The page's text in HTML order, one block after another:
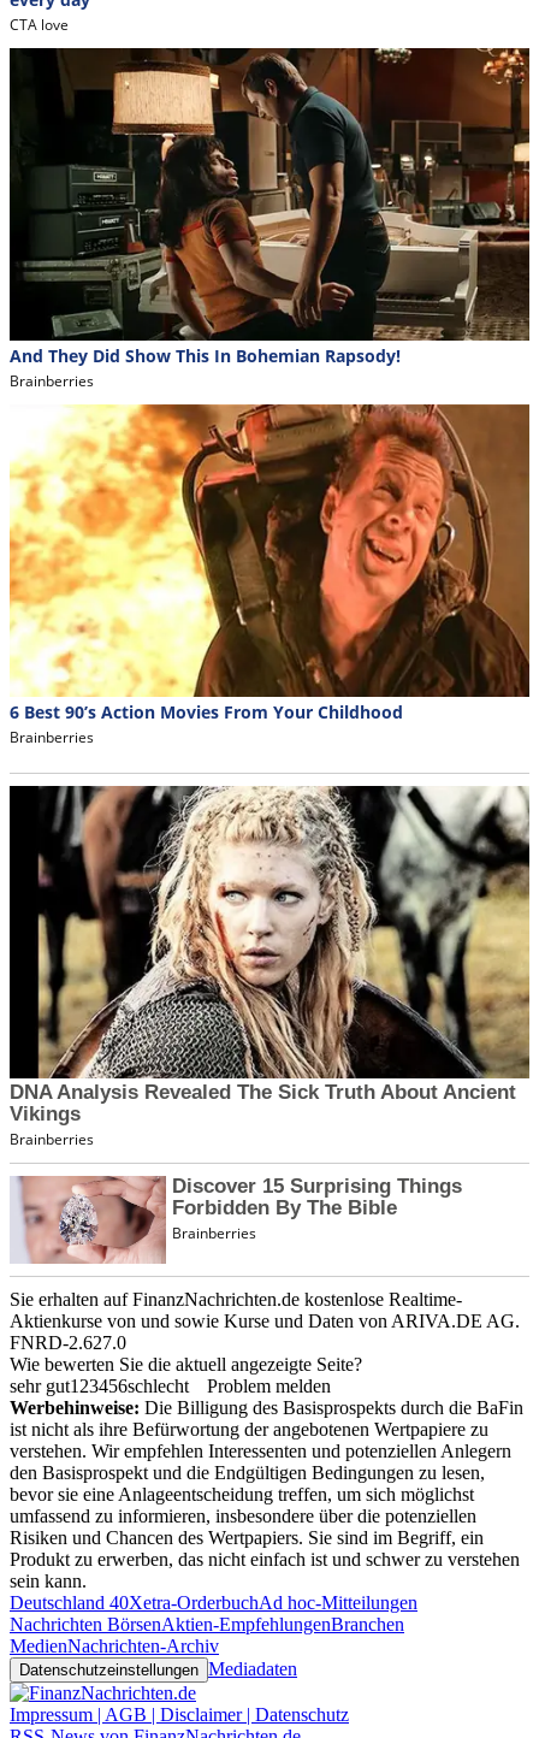
Sie erhalten auf FinanzNachrichten.de kostenlose Realtime-
Aktienkurse von und sowie Kurse und Daten von ARIVA.DE AG.
FNRD-2.627.0
Wie bewerten Sie die aktuell angezeigte Seite?
sehr gut1 23456schlecht
Problem melden
Werbehinweise: Die Billigung des Basisprospekts durch die BaFin
ist nicht als ihre Befürwortung der angebotenen Wertpapiere zu
verstehen. Wir empfehlen Interessenten und potenziellen Anlegern
den Basisprospekt und die Endgültigen Bedingungen zu lesen,
bevor sie eine Anlageentscheidung treffen, um sich möglichst
umfassend zu informieren, insbesondere über die potenziellen
Risiken und Chancen des Wertpapiers. Sie sind im Begriff, ein
Produkt zu erwerben, das nicht einfach ist und schwer zu verstehen
sein kann.
Deutschland 40Xetra-OrderbuchAd hoc-Mitteilungen
Nachrichten BörsenAktien-EmpfehlungenBranchen
MedienNachrichten-Archiv
Datenschutzeinstellungen Mediadaten
Impressum | AGB | Disclaimer | Datenschutz